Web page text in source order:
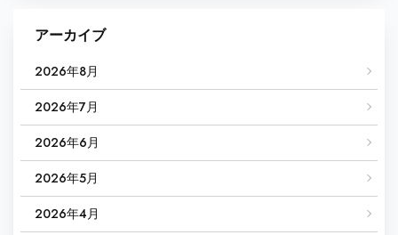
アーカイブ
2026年8月
2026年7月
2026年6月
2026年5月
2026年4月